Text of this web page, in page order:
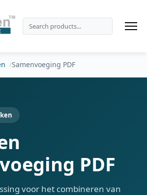
Samenvoeging PDF
PDF
voor het combineren van